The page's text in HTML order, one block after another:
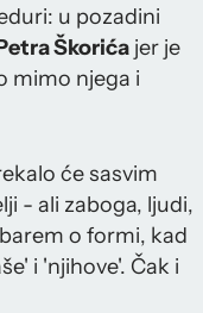
u pozadini
Škorića jer je
mimo njega i
će sasvim
- ali zaboga, ljudi,
o formi, kad
i 'njihove'. Čak i